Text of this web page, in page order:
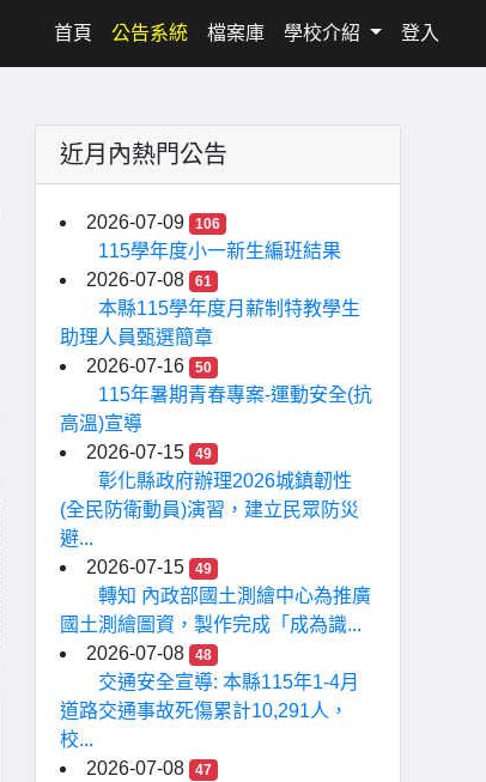
首頁 (current)
公告系統 檔案庫 學校介紹 登入
近月內熱門公告
2026-07-09 106
115學年度小一新生編班結果
2026-07-08
61
本縣115學年度月薪制特教學生
助理人員甄選簡章
2026-07-16
50
115年暑期青春專案-運動安全(抗
高溫)宣導
2026-07-15
49
彰化縣政府辦理2026城鎮韌性
(全民防衛動員)演習，建立民眾防災
避...
2026-07-15
49
轉知 內政部國土測繪中心為推廣
國土測繪圖資，製作完成「成為識...
2026-07-08
48
交通安全宣導: 本縣115年1-4月
道路交通事故死傷累計10,291人，
校...
2026-07-08
47